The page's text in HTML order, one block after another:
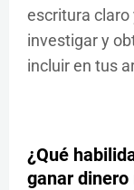
escritura claro
investigar y
incluir en tus
¿Qué
ganar